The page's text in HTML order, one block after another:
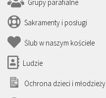
Grupy parafialne
Sakramenty i posługi
Ślub w naszym kościele
Ludzie
Ochrona dzieci i młodzieży